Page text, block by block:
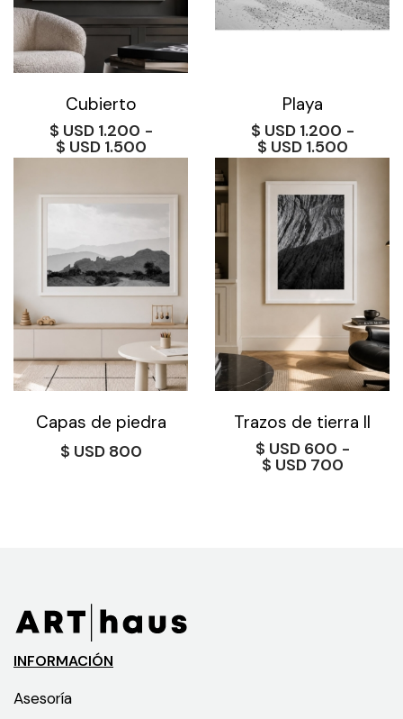
Cubierto
$ 1.200 -
$ 1.500Rango
de
desde
$ 1.500
Playa
$ 1.200 -
$ 1.500Rango
de
$ 1.500
Capas de piedra
$ 800
Trazos de tierra II
$ 600 -
$ 700Rango
INFORMACIÓN
Asesoría